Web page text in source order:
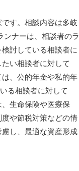
す。相談内容は多岐
ンナーは、相談者のラ
討している相談者に
い相談者に対して
、公的年金や私的年
る相談者に対して
生命保険や医療保
や節税対策などの情
し、最適な資産形成